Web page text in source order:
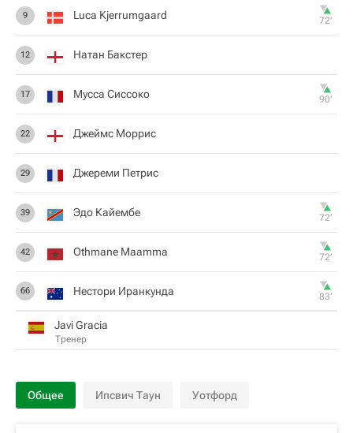
9 Luca Kjerrumgaard 72‎’‎
12 Натан Бакстер
17 Мусса Сиссоко 90‎’‎
22 Джеймс Моррис
29 Джереми Петрис
39 Эдо Кайембе 72‎’‎
42 Othmane Maamma 72‎’‎
66 Нестори Иранкунда 83‎’‎
Javi Gracia
Тренер
Общее Ипсвич Таун Уотфорд